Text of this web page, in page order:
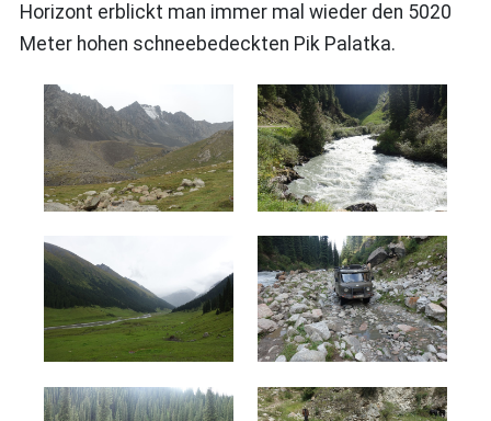
Horizont erblickt man immer mal wieder den 5020
Meter hohen schneebedeckten Pik Palatka.